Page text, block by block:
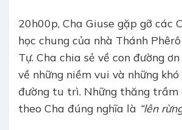
20h00p, Cha Giuse gặp gỡ các
học chung của nhà Thánh
Tự. Cha chia sẻ về con đường
về những niềm vui và những
đường tu trì. Những thăng trầm
theo Cha đúng nghĩa là “lên